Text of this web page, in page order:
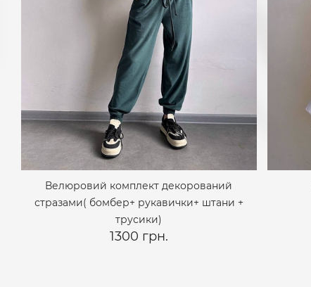
Велюровий комплект декорований
стразами( бомбер+ рукавички+ штани +
трусики)
1300 грн.